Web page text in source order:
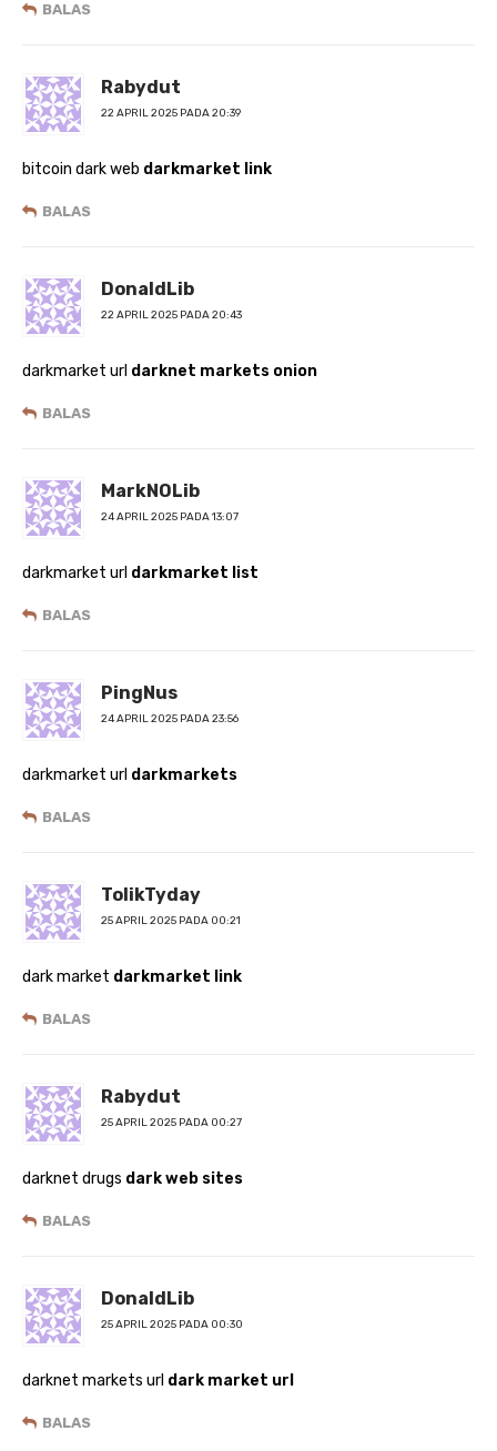
BALAS
Rabydut
22 APRIL 2025 PADA 20:39
bitcoin dark web darkmarket link
BALAS
DonaldLib
22 APRIL 2025 PADA 20:43
darkmarket url darknet markets onion
BALAS
MarkNOLib
24 APRIL 2025 PADA 13:07
darkmarket url darkmarket list
BALAS
PingNus
24 APRIL 2025 PADA 23:56
darkmarket url darkmarkets
BALAS
TolikTyday
25 APRIL 2025 PADA 00:21
dark market darkmarket link
BALAS
Rabydut
25 APRIL 2025 PADA 00:27
darknet drugs dark web sites
BALAS
DonaldLib
25 APRIL 2025 PADA 00:30
darknet markets url dark market url
BALAS